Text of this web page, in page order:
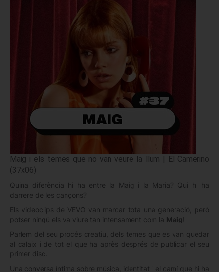
Maig i els temes que no van veure la llum | El Camerino
(37x06)
Quina diferència hi ha entre la Maig i la Maria? Qui hi ha
darrere de les cançons?
Els videoclips de VEVO van marcar tota una generació, però
potser ningú els va viure tan intensament com la Maig
Parlem del seu procés creatiu, dels temes que es van quedar
al calaix i de tot el que ha après després de publicar el seu
primer disc.
Una conversa íntima sobre música, identitat i el camí que hi ha